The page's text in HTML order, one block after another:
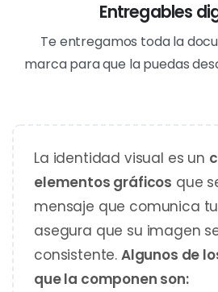
Entregables
Te entregamos toda la
marca para que la puedas
La identidad visual es un
elementos gráficos que
mensaje que comunica
asegura que su imagen
consistente. Algunos de
que la componen son: